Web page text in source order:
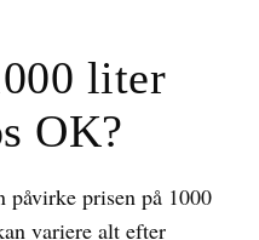
liter
OK?
påvirke prisen på 1000
variere alt efter